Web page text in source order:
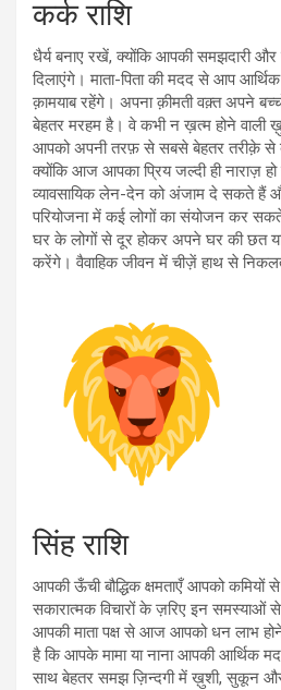
कर्क राशि
धैर्य बनाए रखें, क्योंकि आपकी समझदारी
दिलाएंगे। माता-पिता की मदद से आप
क़ामयाब रहेंगे। अपना क़ीमती वक़्त अपने
बेहतर मरहम है। वे कभी न ख़त्म होने वाली
आपको अपनी तरफ़ से सबसे बेहतर तरीक़े से
क्योंकि आज आपका प्रिय जल्दी ही नाराज़
व्यावसायिक लेन-देन को अंजाम दे सकते हैं
परियोजना में कई लोगों का संयोजन कर
घर के लोगों से दूर होकर अपने घर की छत
करेंगे। वैवाहिक जीवन में चीज़ें हाथ से
सिंह राशि
आपकी ऊँची बौद्धिक क्षमताएँ आपको कमियों
सकारात्मक विचारों के ज़रिए इन समस्याओं
आपकी माता पक्ष से आज आपको धन लाभ
है कि आपके मामा या नाना आपकी आर्थिक
साथ बेहतर समझ ज़िन्दगी में ख़ुशी, सुकून और